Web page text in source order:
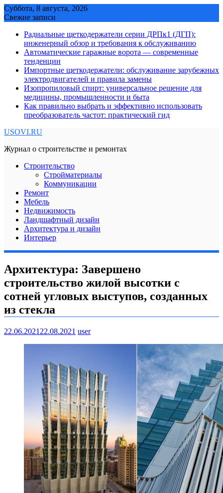
Skip
to
Суббота, 8 августа, 2026
Свежие записи
Радиальные щеткодержатели серии ДРПк1 (ДГП):
инженерный обзор и требования к обслуживанию
Автоматические гаражные ворота — современные
тенденции
Импортные щеткодержатели: обслуживание зарубежных
электродвигателей и правила замены
Изопропиловый спирт: универсальное решение для
медицины, промышленности и быта
Как правильно выбрать и эффективно использовать
преобразователь частот: практический гид
USOVI.RU
Журнал о строительстве и ремонтах
Строительство
Стройматериалы
Коммуникации
Ремонт
Мебель
Недвижимость
Ландшафтный дизайн
Архитектура и дизайн
Интерьер
Архитектура: Завершено
строительство жилой высотки с
сотней угловых выступов, созданных
из стекла
22.06.2021 22.08.2021 user